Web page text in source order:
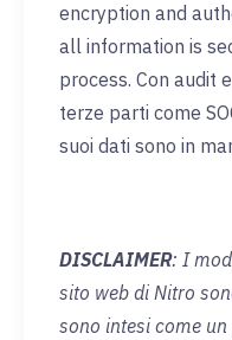
encryption and
all information is
process. Con audit
terze parti come
suoi dati sono in
DISCLAIMER: I
sito web di Nitro
sono intesi come